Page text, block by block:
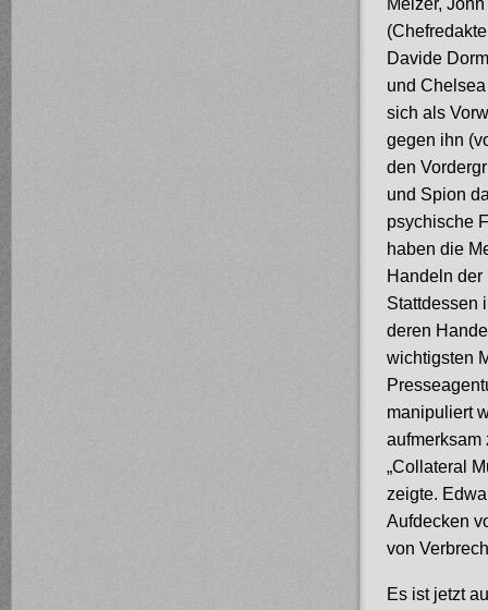
Davide
und
sich als
gegen ihn
den
und Spion
psychische
haben die
Handeln der
Stattdessen
deren
wichtigsten
manipuliert
aufmerksam
„Collateral
zeigte.
Aufdecken
von
Es ist jetzt